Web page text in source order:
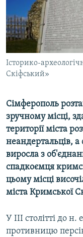
ВІДЕОУРОКИ
СВІДЧЕННЯ ОКУПАЦІЇ
УКРАЇНСЬКА
ІНФОГРАФІКА
Русский
Qırımtatar
ДОЛУЧАЙСЯ!
Усі сайти RFE/RL
Історико-
Скіфський»
Сімферополь
зручному місці,
території міста
неандертальців,
виросла з
спадкоємця
цьому місці
міста Кримської
У III столітті до н.
противницю